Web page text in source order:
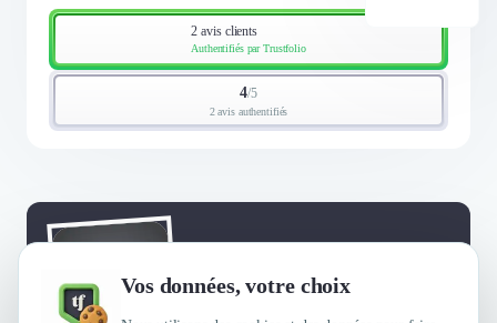
Vos données, votre choix
2 avis clients
Authentifiés par Trustfolio
4/5
2 avis authentifiés
Contactez-les maintenant !